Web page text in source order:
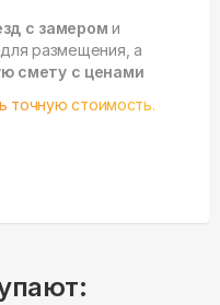
с замером и
размещения, а
смету с ценами
точную стоимость.